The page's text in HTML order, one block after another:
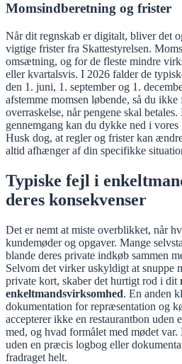
Momsindberetning og frister
Når dit regnskab er digitalt, bliver det
vigtige frister fra Skattestyrelsen.
omsætning, og for de fleste mindre
eller kvartalsvis. I 2026 falder de
den 1. juni, 1. september og 1.
afstemme momsen løbende, så du
overraskelse, når pengene skal
gennemgang kan du dykke ned i vores
Husk dog, at regler og frister kan
altid afhænger af din specifikke
Typiske fejl i
deres konsekvenser
Det er nemt at miste overblikket, når
kundemøder og opgaver. Mange
blande deres private indkøb sammen
Selvom det virker uskyldigt at snuppe
private kort, skaber det hurtigt rod i dit
enkeltmandsvirksomhed. En anden
dokumentation for repræsentation og
accepterer ikke en restaurantbon uden
med, og hvad formålet med mødet
uden en præcis logbog eller
fradraget helt.